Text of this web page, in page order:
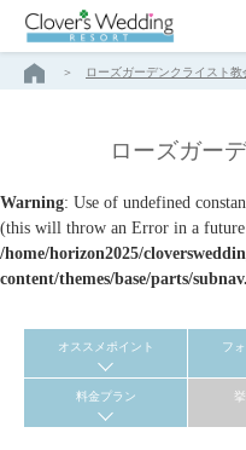
ローズガーデンクライスト教
ローズガー
Warning: Use of undefined
(this will throw an Error in a
/home/horizon2025/
content/themes/base/parts/
オススメポイント フ
料金プラン